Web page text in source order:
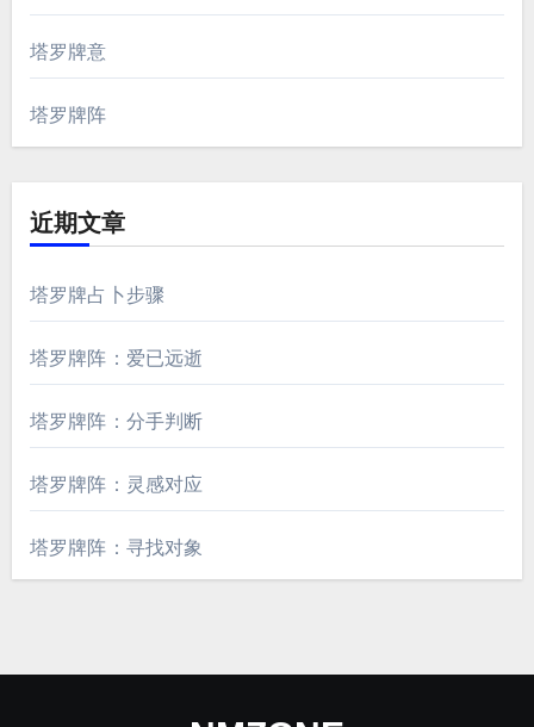
塔罗牌意
塔罗牌阵
近期文章
塔罗牌占卜步骤
塔罗牌阵：爱已远逝
塔罗牌阵：分手判断
塔罗牌阵：灵感对应
塔罗牌阵：寻找对象